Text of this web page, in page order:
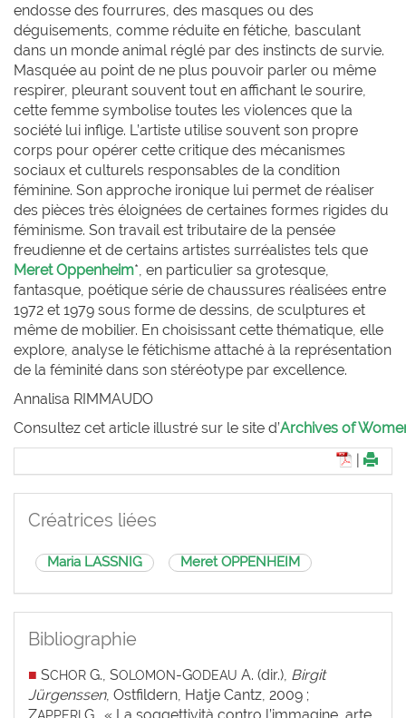
endosse des fourrures, des masques ou des
déguisements, comme réduite en fétiche, basculant
dans un monde animal réglé par des instincts de survie.
Masquée au point de ne plus pouvoir parler ou même
respirer, pleurant souvent tout en affichant le sourire,
cette femme symbolise toutes les violences que la
société lui inflige. L’artiste utilise souvent son propre
corps pour opérer cette critique des mécanismes
sociaux et culturels responsables de la condition
féminine. Son approche ironique lui permet de réaliser
des pièces très éloignées de certaines formes rigides du
féminisme. Son travail est tributaire de la pensée
freudienne et de certains artistes surréalistes tels que
Meret Oppenheim*, en particulier sa grotesque,
fantasque, poétique série de chaussures réalisées entre
1972 et 1979 sous forme de dessins, de sculptures et
même de mobilier. En choisissant cette thématique, elle
explore, analyse le fétichisme attaché à la représentation
de la féminité dans son stéréotype par excellence.
Annalisa RIMMAUDO
Consultez cet article illustré sur le site d’Archives of
Créatrices liées
Maria LASSNIG Meret OPPENHEIM
Bibliographie
■ SCHOR G., SOLOMON-GODEAU A. (dir.), Birgit
Jürgenssen, Ostfildern, Hatje Cantz, 2009 ;
ZAPPERI G., « La soggettività contro l’immagine, arte